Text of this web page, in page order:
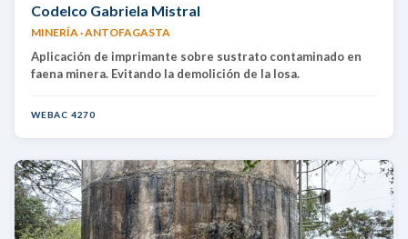
Codelco Gabriela Mistral
MINERÍA · ANTOFAGASTA
Aplicación de imprimante sobre sustrato contaminado en
faena minera. Evitando la demolición de la losa.
WEBAC 4270